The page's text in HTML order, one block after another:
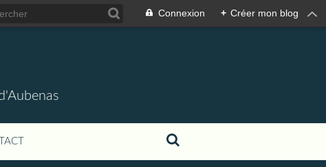
Connexion + Créer mon blog